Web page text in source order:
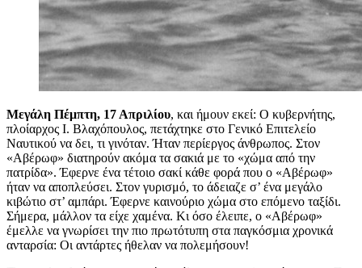
Μεγάλη Πέμπτη, 17 Απριλίου, και ήμουν εκεί: Ο κυβερνήτης,
πλοίαρχος Ι. Βλαχόπουλος, πετάχτηκε στο Γενικό Επιτελείο
Ναυτικού να δει, τι γινόταν. Ήταν περίεργος άνθρωπος. Στον
«Αβέρωφ» διατηρούν ακόμα τα σακιά με το «χώμα από την
πατρίδα». Έφερνε ένα τέτοιο σακί κάθε φορά που ο «Αβέρωφ»
ήταν να αποπλεύσει. Στον γυρισμό, το άδειαζε σ’ ένα μεγάλο
κιβώτιο στ’ αμπάρι. Έφερνε καινούριο χώμα στο επόμενο ταξίδι.
Σήμερα, μάλλον τα είχε χαμένα. Κι όσο έλειπε, ο «Αβέρωφ»
έμελλε να γνωρίσει την πιο πρωτότυπη στα παγκόσμια χρονικά
ανταρσία: Οι αντάρτες ήθελαν να πολεμήσουν!